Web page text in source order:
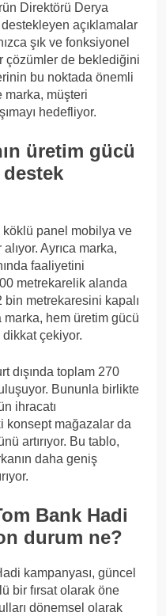
Direktörü Derya
destekleyen açıklamalar
şık ve fonksiyonel
çözümler de beklediğini
bu noktada önemli
marka, müşteri
hedefliyor.
üretim gücü
destek
köklü panel mobilya ve
Ayrıca marka,
faaliyetini
metrekarelik alanda
metrekaresini kapalı
marka, hem üretim gücü
dikkat çekiyor.
dışında toplam 270
Bununla birlikte
ihracatı
konsept mağazalar da
artırıyor. Bu tablo,
daha geniş
Bank Hadi
durum ne?
kampanyası, güncel
bir fırsat olarak öne
dönemsel olarak